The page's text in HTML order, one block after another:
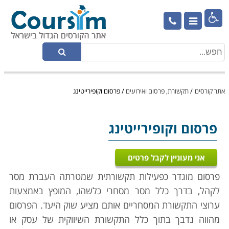

אתר קורסים /תקשורת, פרסום ואירועים /פרסום וקופירייטינג
פרסום וקופירייטינג
אני מעוניין לקבל פרטים
פרסום מוגדר כפעילות תקשורתית שמטרתה העברת מסר
לקהל, בדרך כלל מסר מסחרי כלשהו, המופץ באמצעות
ערוצי התקשורת המסחריים אותם מציע שוק היעד. הפרסום
מהווה נדבך בתוך כלל התקשורת השיווקית של עסק או